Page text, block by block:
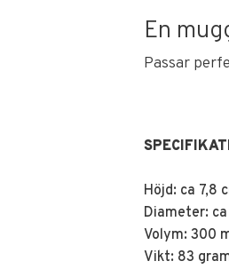
En
Passar
Höjd: ca 7,8
Diameter: ca
Volym: 300
Vikt: 83